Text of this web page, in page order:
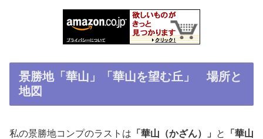
景勝地「華山」「華山を望む丘」 場所と
地図
私の景勝地コンプのラストは 「華山（かざん）」 と
「華山